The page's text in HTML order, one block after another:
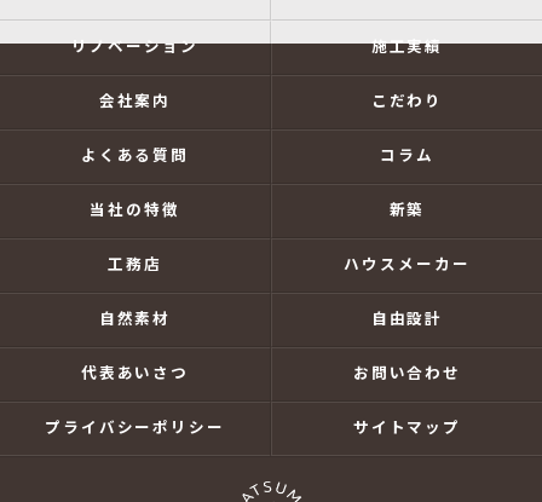
リノベーション 施工実績
会社案内 こだわり
よくある質問 コラム
当社の特徴 新築
工務店 ハウスメーカー
自然素材 自由設計
代表あいさつ お問い合わせ
プライバシーポリシー サイトマップ